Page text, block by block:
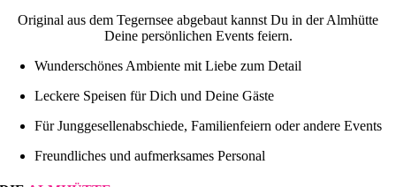
Original aus dem Tegernsee abgebaut kannst Du in der Almhütte
Deine persönlichen Events feiern.
Wunderschönes Ambiente mit Liebe zum Detail
Leckere Speisen für Dich und Deine Gäste
Für Junggesellenabschiede, Familienfeiern oder andere Events
Freundliches und aufmerksames Personal